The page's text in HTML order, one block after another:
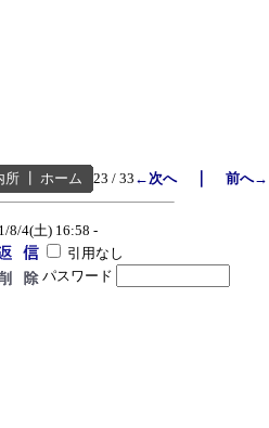
所 ホーム 23 / 33 ←次へ｜ 前へ→
8/4(土) 16:58 -
引用なし
パスワード